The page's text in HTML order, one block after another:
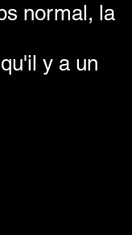
normal, la
y a un